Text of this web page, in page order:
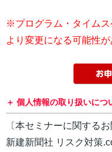
※プログラム・タイムス
より変更になる可能性が
個人情報の取り扱いにつ
〔本セミナーに関するお
新建新聞社 リスク対策